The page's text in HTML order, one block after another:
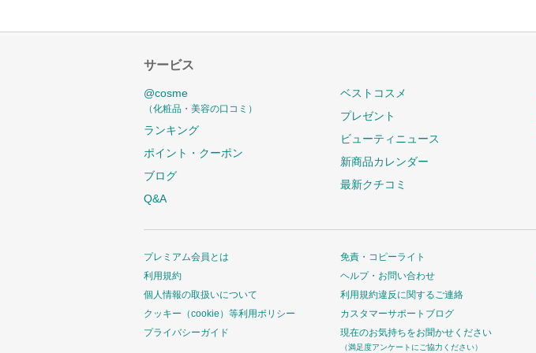
サービス
@cosme
（化粧品・美容の口コミ）
ランキング
ポイント・クーポン
ブログ
Q&A
ベストコスメ
プレゼント
ビューティニュース
新商品カレンダー
最新クチコミ
プレミアム会員とは
利用規約
個人情報の取扱いについて
クッキー（cookie）等利用ポリシー
プライバシーガイド
免責・コピーライト
ヘルプ・お問い合わせ
利用規約違反に関するご連絡
カスタマーサポートブログ
現在のお気持ちをお聞かせください
（満足度アンケートにご協力ください）